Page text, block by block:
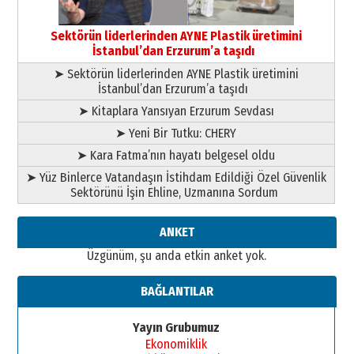
Başkan Sekmen’den Erzurum’a
bir vizyon proje daha!
02 Ağustos 2026 Pazar
Sektörün liderlerinden AYNE Plastik üretimini
İstanbul’dan Erzurum’a taşıdı
➤ Sektörün liderlerinden AYNE Plastik üretimini
İstanbul’dan Erzurum’a taşıdı
➤ Kitaplara Yansıyan Erzurum Sevdası
➤ Yeni Bir Tutku: CHERY
➤ Kara Fatma’nın hayatı belgesel oldu
➤ Yüz Binlerce Vatandaşın İstihdam Edildiği Özel Güvenlik
Sektörünü İşin Ehline, Uzmanına Sordum
ANKET
Üzgünüm, şu anda etkin anket yok.
BAĞLANTILAR
Yayın Grubumuz
Ekonomiklik